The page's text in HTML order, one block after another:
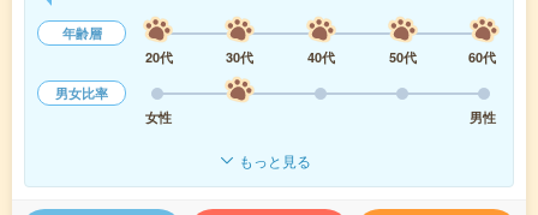
年齢層
20代
30代 40代 50代
60代
男女比率
女性
男性
もっと見る